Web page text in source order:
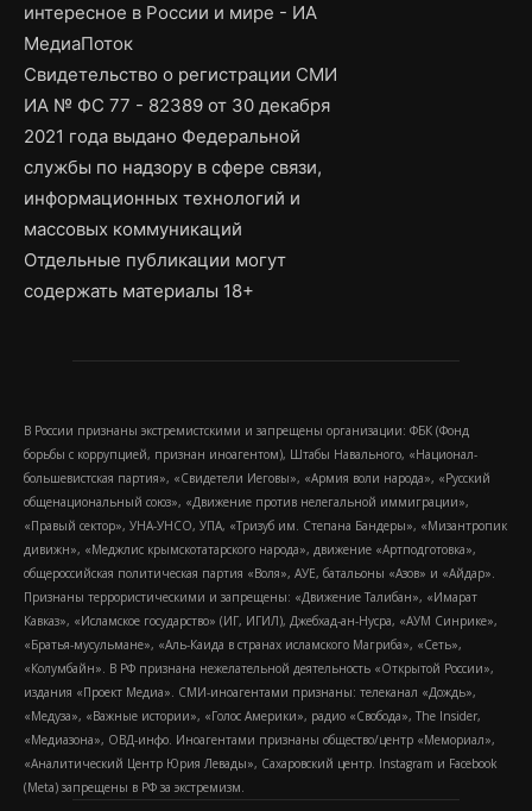
интересное в России и мире - ИА
МедиаПоток
Свидетельство о регистрации СМИ
ИА № ФС 77 - 82389 от 30 декабря
2021 года выдано Федеральной
службы по надзору в сфере связи,
информационных технологий и
массовых коммуникаций
Отдельные публикации могут
содержать материалы 18+
В России признаны экстремистскими и запрещены организации: ФБК (Фонд
борьбы с коррупцией, признан иноагентом), Штабы Навального, «Национал-
большевистская партия», «Свидетели Иеговы», «Армия воли народа», «Русский
общенациональный союз», «Движение против нелегальной иммиграции»,
«Правый сектор», УНА-УНСО, УПА, «Тризуб им. Степана Бандеры», «Мизантропик
дивижн», «Меджлис крымскотатарского народа», движение «Артподготовка»,
общероссийская политическая партия «Воля», АУЕ, батальоны «Азов» и «Айдар».
Признаны террористическими и запрещены: «Движение Талибан», «Имарат
Кавказ», «Исламское государство» (ИГ, ИГИЛ), Джебхад-ан-Нусра, «АУМ Синрике»,
«Братья-мусульмане», «Аль-Каида в странах исламского Магриба», «Сеть»,
«Колумбайн». В РФ признана нежелательной деятельность «Открытой России»,
издания «Проект Медиа». СМИ-иноагентами признаны: телеканал «Дождь»,
«Медуза», «Важные истории», «Голос Америки», радио «Свобода», The Insider,
«Медиазона», ОВД-инфо. Иноагентами признаны общество/центр «Мемориал»,
«Аналитический Центр Юрия Левады», Сахаровский центр. Instagram и Facebook
(Metа) запрещены в РФ за экстремизм.